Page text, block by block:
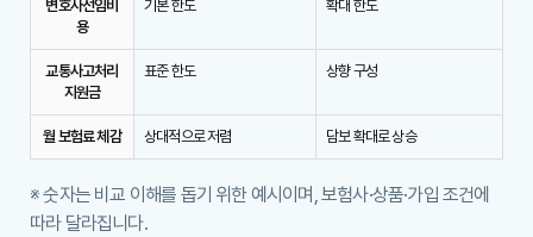
변호사선임비
용
기본 한도 확대 한도
교통사고처리
지원금
표준 한도 상향 구성
월 보험료 체감 상대적으로 저렴 담보 확대로 상승
※ 숫자는 비교 이해를 돕기 위한 예시이며, 보험사·상품·가입 조건에
따라 달라집니다.